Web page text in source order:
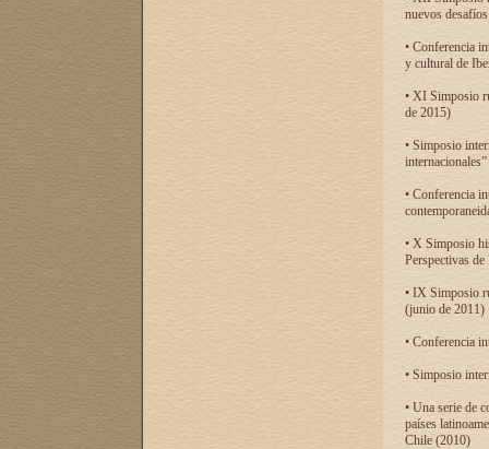
nuevos
• Conferencia
y cultural de
• XI Simposio
de 2015)
• Simposio
• Conferencia
• X Simposio
Perspectivas
• IX Simposio
(junio de 2011)
• Conferencia
• Simposio
• Una serie de
países
Chile (2010)